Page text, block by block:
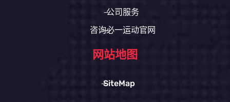
公司服务
咨询必一运动官网
网站地图
SiteMap